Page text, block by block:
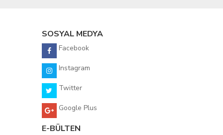
SOSYAL MEDYA
Facebook
Instagram
Twitter
Google Plus
E-BÜLTEN